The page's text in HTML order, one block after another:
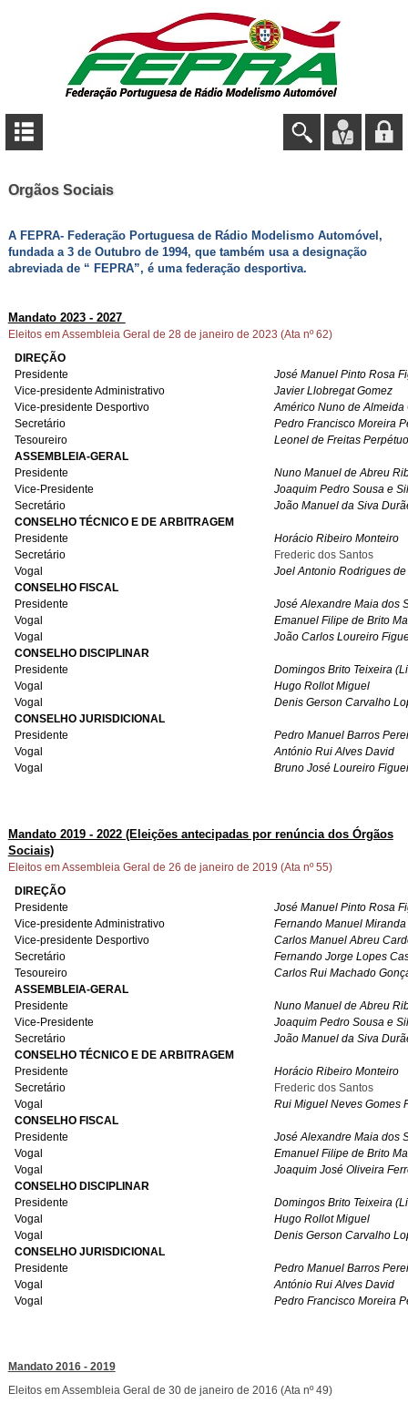
Orgãos Sociais
A FEPRA- Federação Portuguesa de Rádio Modelismo Automóvel,
fundada a 3 de Outubro de 1994, que também usa a designação
abreviada de “ FEPRA”, é uma federação desportiva.
Mandato 2023 - 2027
Eleitos em Assembleia Geral de 28 de janeiro de 2023 (Ata nº 62)
DIREÇÃO
Presidente
José Manuel Pinto Rosa
Vice-presidente Administrativo
Javier Llobregat Gomez
Vice-presidente Desportivo
AméricoNuno de Almeida
Secretário
Pedro Francisco Moreira
Tesoureiro
Leonel de Freitas Perpétuo
ASSEMBLEIA-GERAL
Presidente
Nuno Manuel de Abreu
Vice-Presidente
Joaquim Pedro Sousa e
Secretário
João Manuel da Siva
CONSELHO TÉCNICO E DE ARBITRAGEM
Presidente
Horácio Ribeiro Monteiro
Secretário
Frederic dos Santos
Vogal
Joel Antonio Rodrigues
CONSELHO FISCAL
Presidente
José Alexandre Maia dos
Vogal
Emanuel Filipe de Brito
Vogal
João Carlos Loureiro
CONSELHO DISCIPLINAR
Presidente
Domingos Brito Teixeira
Vogal
Hugo Rollot Miguel
Vogal
Denis Gerson Carvalho
CONSELHO JURISDICIONAL
Presidente
Pedro Manuel Barros
Vogal
António Rui Alves David
Vogal
Bruno José Loureiro
Mandato 2019 - 2022 (Eleições antecipadas por renúncia dos Órgãos
Sociais)
Eleitos em Assembleia Geral de 26 de janeiro de 2019 (Ata nº 55)
DIREÇÃO
Presidente
José Manuel Pinto Rosa
Vice-presidente Administrativo
Fernando Manuel
Vice-presidente Desportivo
Carlos Manuel Abreu
Secretário
Fernando Jorge Lopes
Tesoureiro
Carlos Rui Machado
ASSEMBLEIA-GERAL
Presidente
Nuno Manuel de Abreu
Vice-Presidente
Joaquim Pedro Sousa e
Secretário
João Manuel da Siva
CONSELHO TÉCNICO E DE ARBITRAGEM
Presidente
Horácio Ribeiro Monteiro
Secretário
Frederic dos Santos
Vogal
Rui Miguel Neves Gomes
CONSELHO FISCAL
Presidente
José Alexandre Maia dos
Vogal
Emanuel Filipe de Brito
Vogal
Joaquim José Oliveira
CONSELHO DISCIPLINAR
Presidente
Domingos Brito Teixeira
Vogal
Hugo Rollot Miguel
Vogal
Denis Gerson Carvalho
CONSELHO JURISDICIONAL
Presidente
Pedro Manuel Barros
Vogal
António Rui Alves David
Vogal
Pedro Francisco Moreira
Mandato 2016 - 2019
Eleitos em Assembleia Geral de 30 de janeiro de 2016 (Ata nº 49)